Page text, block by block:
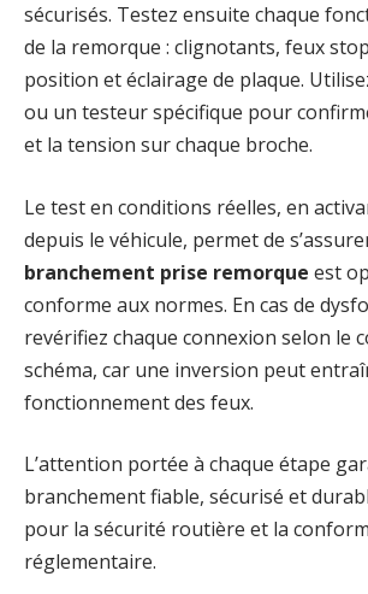
sécurisés. Testez ensuite chaque
de la remorque : clignotants, feux
position et éclairage de plaque.
ou un testeur spécifique pour
et la tension sur chaque broche.
Le test en conditions réelles, en
depuis le véhicule, permet de
branchement prise remorque est
conforme aux normes. En cas de
revérifiez chaque connexion selon le
schéma, car une inversion peut
fonctionnement des feux.
L’attention portée à chaque étape
branchement fiable, sécurisé et
pour la sécurité routière et la
réglementaire.